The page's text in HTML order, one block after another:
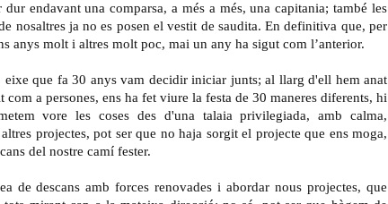
endavant una comparsa, a més a més, una capitania; també les
nosaltres ja no es posen el vestit de saudita. En definitiva que, per
anys molt i altres molt poc, mai un any ha sigut com l’anterior.
que fa 30 anys vam decidir iniciar junts; al llarg d'ell hem anat
a persones, ens ha fet viure la festa de 30 maneres diferents, hi
vore les coses des d'una talaia privilegiada, amb calma,
projectes, pot ser que no haja sorgit el projecte que ens moga,
del nostre camí fester.
de descans amb forces renovades i abordar nous projectes, que